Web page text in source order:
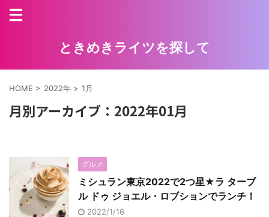
ときめきライツを探して
HOME > 2022年 > 1月
月別アーカイブ：2022年01月
グルメ
ミシュラン東京2022で2つ星★ラ ターブ
ル ドゥ ジョエル・ロブションでランチ！
2022/1/16